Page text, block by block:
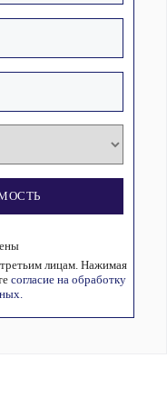
лицам. Нажимая
согласие на обработку